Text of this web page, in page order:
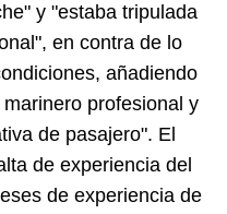
y "estaba tripulada
en contra de lo
añadiendo
profesional y
de pasajero". El
de experiencia del
de experiencia de